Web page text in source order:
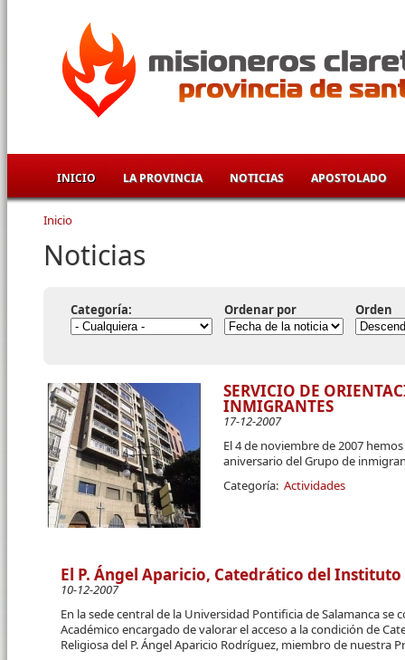
INICIO LA PROVINCIA NOTICIAS APOSTOLADO
Se encuentra usted aquí
Inicio
Noticias
Categoría: Ordenar por Orden
SERVICIO DE
INMIGRANTES
17-12-2007
El 4 de noviembre de 2007
aniversario del Grupo de
Categoría: Actividades
El P. Ángel Aparicio, Catedrático del Instituto
10-12-2007
En la sede central de la Universidad Pontificia de Salamanca se
Académico encargado de valorar el acceso a la condición de
Religiosa del P. Ángel Aparicio Rodríguez, miembro de nuestra